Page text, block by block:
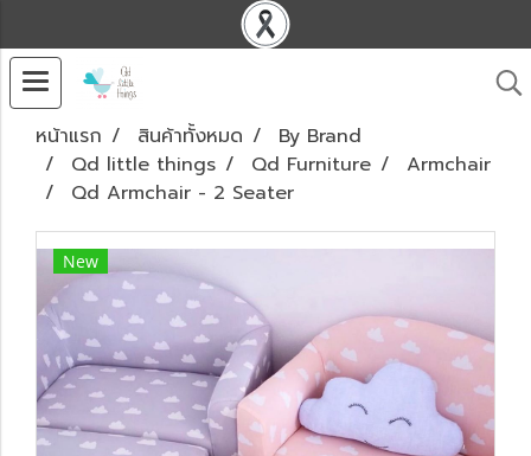
หน้าแรก สินค้าทั้งหมด
By Brand
Qd little things
Qd Furniture
Armchair
Qd Armchair - 2 Seater
New